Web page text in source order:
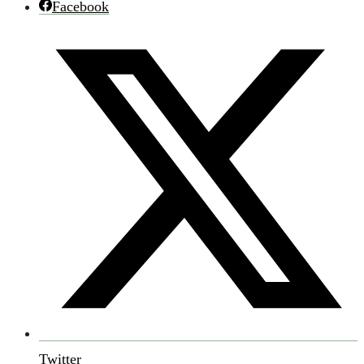
Facebook
Twitter